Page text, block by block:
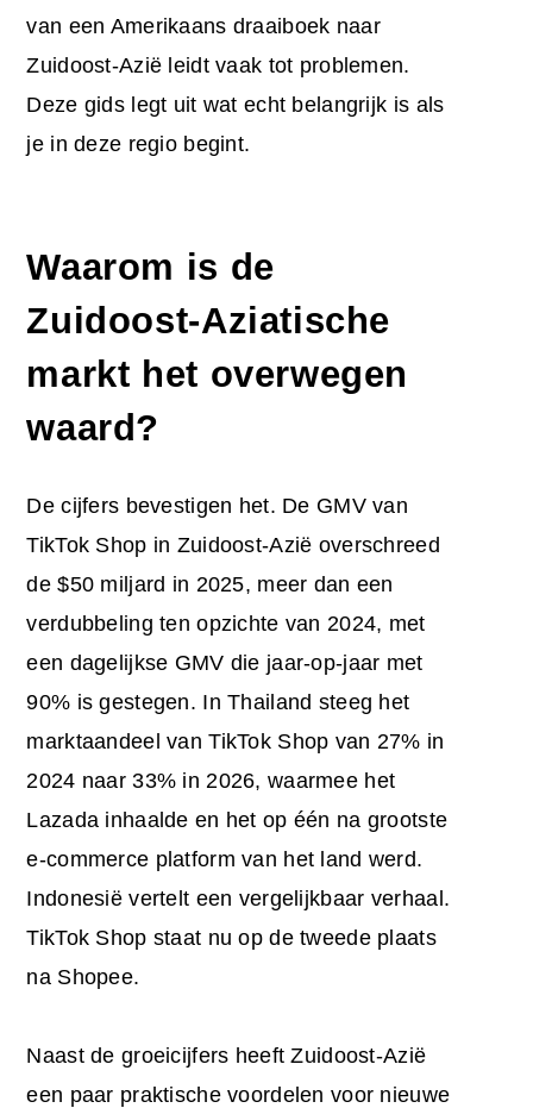
van een Amerikaans draaiboek naar
Zuidoost-Azië leidt vaak tot problemen.
Deze gids legt uit wat echt belangrijk is als
je in deze regio begint.
Waarom is de
Zuidoost-Aziatische
markt het overwegen
waard?
De cijfers bevestigen het. De GMV van
TikTok Shop in Zuidoost-Azië overschreed
de $50 miljard in 2025, meer dan een
verdubbeling ten opzichte van 2024, met
een dagelijkse GMV die jaar-op-jaar met
90% is gestegen. In Thailand steeg het
marktaandeel van TikTok Shop van 27% in
2024 naar 33% in 2026, waarmee het
Lazada inhaalde en het op één na grootste
e-commerce platform van het land werd.
Indonesië vertelt een vergelijkbaar verhaal.
TikTok Shop staat nu op de tweede plaats
na Shopee.
Naast de groeicijfers heeft Zuidoost-Azië
een paar praktische voordelen voor nieuwe